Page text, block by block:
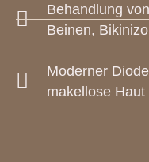
Behandlung
Beinen,
Moderner
makellose Haut